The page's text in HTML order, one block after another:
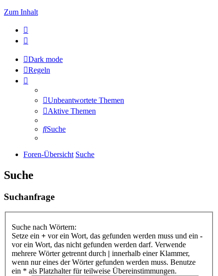
Zum Inhalt
Dark mode
Regeln
Unbeantwortete Themen
Aktive Themen
Suche
Foren-Übersicht Suche
Suche
Suchanfrage
Suche nach Wörtern:
Setze ein + vor ein Wort, das gefunden werden muss und ein -
vor ein Wort, das nicht gefunden werden darf. Verwende
mehrere Wörter getrennt durch | innerhalb einer Klammer,
wenn nur eines der Wörter gefunden werden muss. Benutze
ein * als Platzhalter für teilweise Übereinstimmungen.